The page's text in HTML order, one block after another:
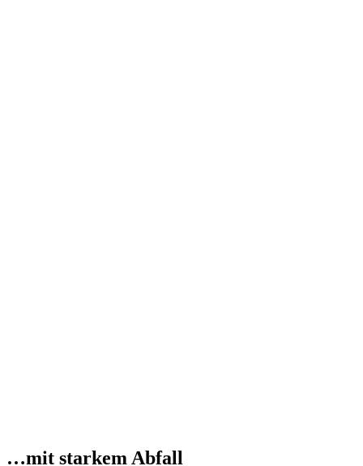
…mit starkem Abfall